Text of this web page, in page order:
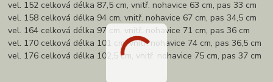
vel. 152 celková délka 87,5 cm, vnitř. nohavice 63 cm, pas 33 cm
vel. 158 celková délka 94 cm, vnitř. nohavice 67 cm, pas 34,5 cm
vel. 164 celková délka 97 cm, vnitř. nohavice 71 cm, pas 36 cm
vel. 170 celková délka 101 cm, vnitř. nohavice 74 cm, pas 36,5 cm
vel. 176 celková délka 102,5 cm, vnitř. nohavice 75 cm, pas 37 cm